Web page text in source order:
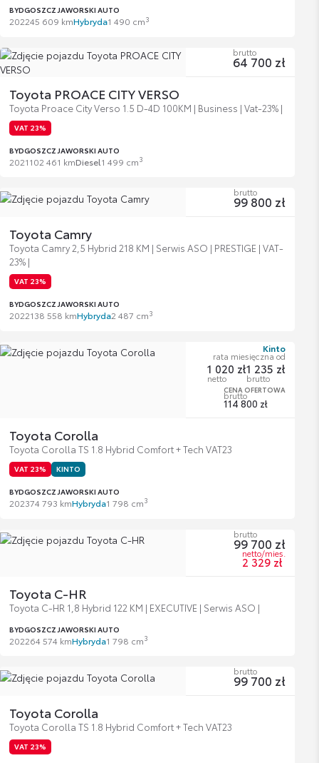
BYDGOSZCZ JAWORSKI AUTO
202245 609 kmHybryda1 490 cm3
Toyota PROACE CITY VERSO
Toyota Proace City Verso 1.5 D-4D 100KM | Business | Vat-23% |
VAT 23%
BYDGOSZCZ JAWORSKI AUTO
2021102 461 kmDiesel1 499 cm3
brutto
64 700 zł
Toyota Camry
Toyota Camry 2,5 Hybrid 218 KM | Serwis ASO | PRESTIGE | VAT-
23% |
VAT 23%
BYDGOSZCZ JAWORSKI AUTO
2022138 558 kmHybryda2 487 cm3
brutto
99 800 zł
Toyota Corolla
Toyota Corolla TS 1.8 Hybrid Comfort + Tech VAT23
VAT 23% KINTO
BYDGOSZCZ JAWORSKI AUTO
202374 793 kmHybryda1 798 cm3
Kinto
rata miesięczna od
1 020 zł
netto
1 235 zł
brutto
CENA OFERTOWA
brutto
114 800 zł
Toyota C-HR
Toyota C-HR 1,8 Hybrid 122 KM | EXECUTIVE | Serwis ASO |
BYDGOSZCZ JAWORSKI AUTO
202264 574 kmHybryda1 798 cm3
brutto
99 700 zł
netto/mies.
2 329 zł
Toyota Corolla
Toyota Corolla TS 1.8 Hybrid Comfort + Tech VAT23
VAT 23%
brutto
99 700 zł